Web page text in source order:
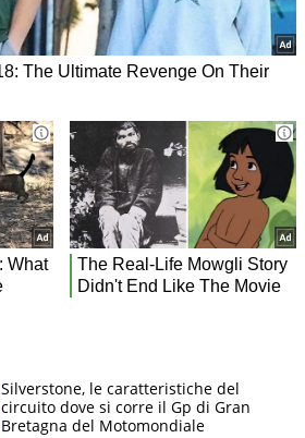
Silverstone, le caratteristiche del
circuito dove si corre il Gp di Gran
Bretagna del Motomondiale